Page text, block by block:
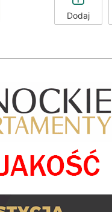
Dodaj